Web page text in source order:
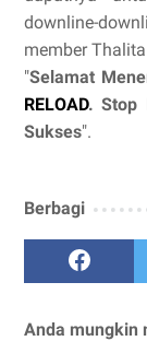
downline-
member
"Selamat
RELOAD. Stop
Sukses".
Berbagi
Anda mungkin